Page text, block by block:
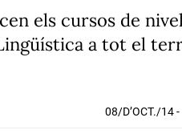
els cursos de
a tot el
08/D’OCT./14-